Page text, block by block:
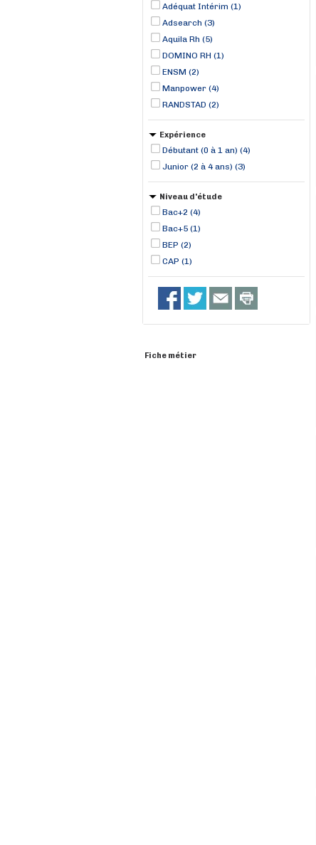
Adéquat Intérim (1)
Adsearch (3)
Aquila Rh (5)
DOMINO RH (1)
ENSM (2)
Manpower (4)
RANDSTAD (2)
Expérience
Débutant (0 à 1 an) (4)
Junior (2 à 4 ans) (3)
Niveau d'étude
Bac+2 (4)
Bac+5 (1)
BEP (2)
CAP (1)
Fiche métier